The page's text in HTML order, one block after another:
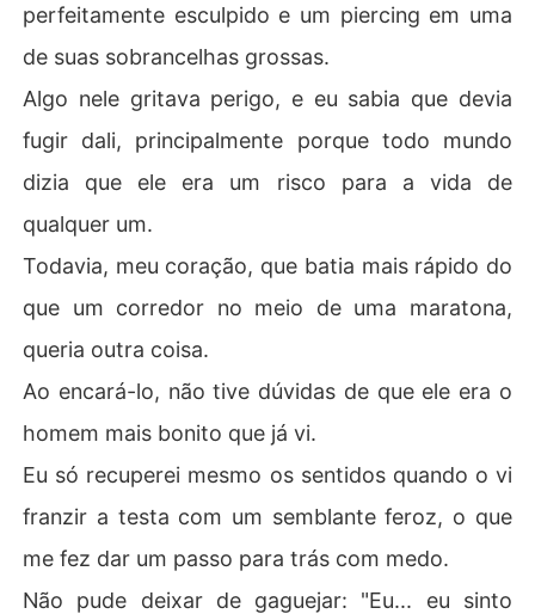
perfeitamente esculpido e um piercing em uma
de suas sobrancelhas grossas.
Algo nele gritava perigo, e eu sabia que devia
fugir dali, principalmente porque todo mundo
dizia que ele era um risco para a vida de
qualquer um.
Todavia, meu coração, que batia mais rápido do
que um corredor no meio de uma maratona,
queria outra coisa.
Ao encará-lo, não tive dúvidas de que ele era o
homem mais bonito que já vi.
Eu só recuperei mesmo os sentidos quando o vi
franzir a testa com um semblante feroz, o que
me fez dar um passo para trás com medo.
Não pude deixar de gaguejar: "Eu... eu sinto